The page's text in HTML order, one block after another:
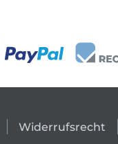
Widerrufsrecht